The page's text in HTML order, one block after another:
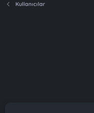
Kullanıcılar